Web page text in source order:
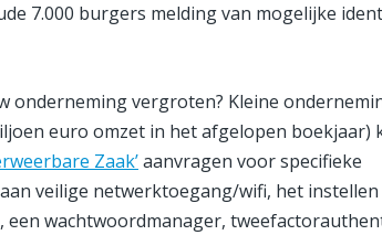
7.000 burgers melding van mogelijke
onderneming vergroten? Kleine
euro omzet in het afgelopen boekjaar)
Zaak’aanvragen voor specifieke
veilige netwerktoegang/wifi, het
een wachtwoordmanager,